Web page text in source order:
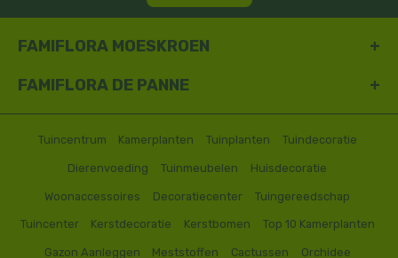
FAMIFLORA MOESKROEN
FAMIFLORA DE PANNE
Tuincentrum Kamerplanten Tuinplanten Tuindecoratie
Dierenvoeding Tuinmeubelen Huisdecoratie
Woonaccessoires Decoratiecenter Tuingereedschap
Tuincenter Kerstdecoratie Kerstbomen Top 10 Kamerplanten
Gazon Aanleggen Meststoffen Cactussen Orchidee